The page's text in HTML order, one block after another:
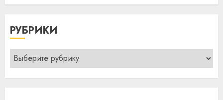
РУБРИКИ
Рубрики